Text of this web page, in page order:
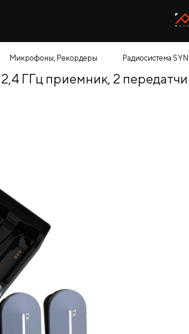
Микрофоны, Рекордеры Радиосистема
ГГц приемник, 2